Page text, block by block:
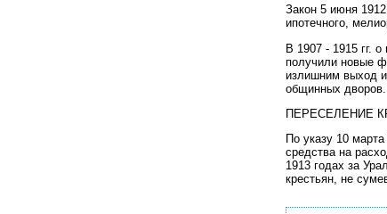
Закон 5 июня
ипотечного,
В 1907 - 1915 гг.
получили новые
излишним выход
общинных дворов.
ПЕРЕСЕЛЕНИЕ
По указу 10
средства на
1913 годах за
крестьян, не